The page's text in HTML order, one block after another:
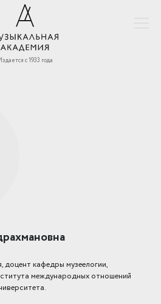
с 1933 года
доцент кафедры музеелогии,
международных отношений